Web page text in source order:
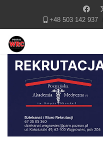
+48 503 142 937